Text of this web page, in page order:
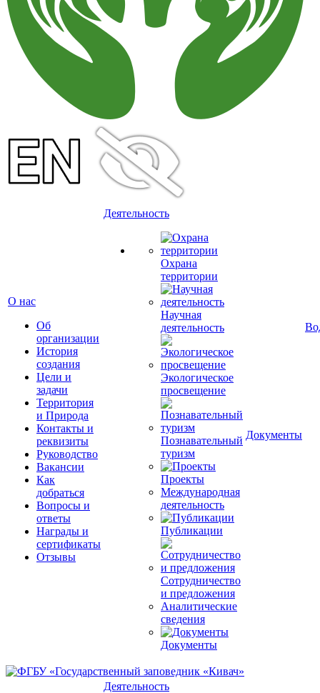
О нас
Об
организации
История
создания
Цели и
задачи
Территория
и Природа
Контакты и
реквизиты
Руководство
Вакансии
Как
добраться
Вопросы и
ответы
Награды и
сертификаты
Отзывы
Деятельность
Охрана
территории
Научная
деятельность
Экологическое
просвещение
Познавательный
туризм
Проекты
Международная
деятельность
Публикации
Сотрудничество
и предложения
Аналитические
сведения
Документы
Документы
Деятельность